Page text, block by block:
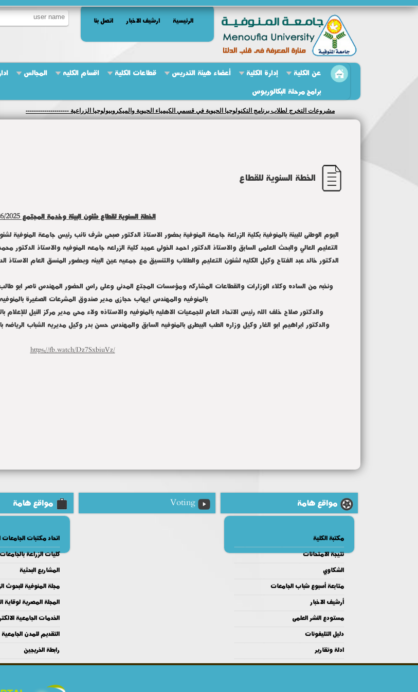
الرئيسية ارشيف الاخبار اتصل بنا
عن الكلية إدارة الكلية أعضاء هيئة التدريس قطاعات الكلية اقسام الكليه المجالس
برامج مرحلة البكالوريوس
مشروعات التخرج لطلاب برنامج التكنولوجيا الحيوية في قسمي الكيمياء الحيوية والميكروبيولوجيا الزراعية ---------------------
الخطة السنوية للقطاع
الخطة السنوية لقطاع شئون البيئة وخدمة المجتمع 2026/2025
اليوم الوطنى للبيئة بالمنوفية بكلية الزراعة جامعة المنوفية بحضور الاستاذ الدكتور صبحى شرف نائب رئيس جامعة
التعليم العالي والبحث العلمى السابق والاستاذ الدكتور احمد الخولى عميد كلية الزراعه جامعه المنوفيه والاستاذ الدكتور
الدكتور خالد عبد الفتاح وكيل الكليه لشئون التعليم والطلاب والتنسيق مع جمعيه عين البيئه وبحضور المنسق العام الاستاذ
ونخبه من الساده وكلاء الوزارات والقطاعات المشاركه ومؤسسات المجتع المدنى وعلى راس الحضور المهندس ناصر ابو طالب
بالمنوفيه والمهندس ايهاب حجازى مدير صندوق المشرعات الصغيرة
والدكتور صلاح خلف الله رئيس الاتحاد العام للجمعيات الاهليه بالمنوفيه والاستاذه ولاء محى مدير مركز النيل
والدكتور ابراهيم ابو الغار وكيل وزاره الطب البيطرى بالمنوفيه السابق والمهندس حسن بدر وكيل مديريه الشباب
https://fb.watch/Dz7SxbiuVz/
مواقع هامة
مكتبة الكلية
نتيجة الامتحانات
الشكاوي
متابعة أسبوع شباب الجامعات
أرشيف الاخبار
مستودع النشر العلمى
دليل التليفونات
ادلة وتقارير
Voting مواقع هامة
اتحاد مكتبات
كليات الزراعة
المشاريع البحثية
مجلة المنوفية للبحوث
المجلة المصرية لوقاية
الخدمات الجامعية
التقديم للمدن الجامعية
رابطة الخريجين